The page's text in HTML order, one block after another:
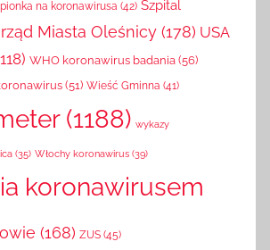
na koronawirusa (42) Szpital
Miasta Oleśnicy (178) USA
WHO koronawirus badania (56)
(51) Wieść Gminna (41)
(1188) wykazy
(35) Włochy koronawirus (39)
koronawirusem
(168) ZUS (45)